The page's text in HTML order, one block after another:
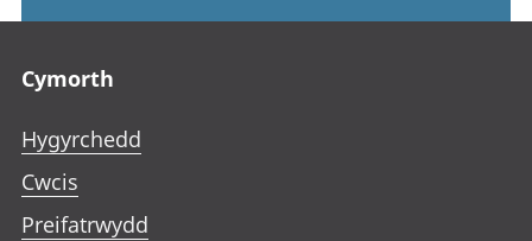
Cymorth
Hygyrchedd
Cwcis
Preifatrwydd